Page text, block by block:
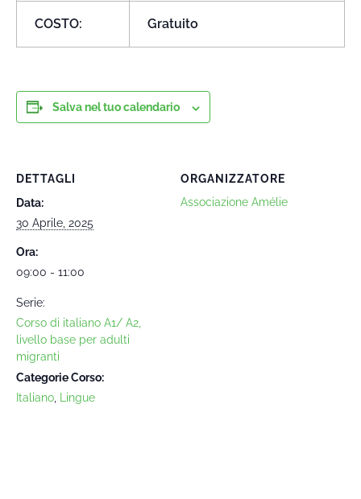
COSTO: Gratuito
Salva nel tuo calendario
DETTAGLI
Data:
30 Aprile, 2025
Ora:
09:00 - 11:00
Serie:
Corso di italiano A1/ A2,
livello base per adulti
migranti
Categorie Corso:
Italiano
Lingue
ORGANIZZATORE
Associazione Amélie